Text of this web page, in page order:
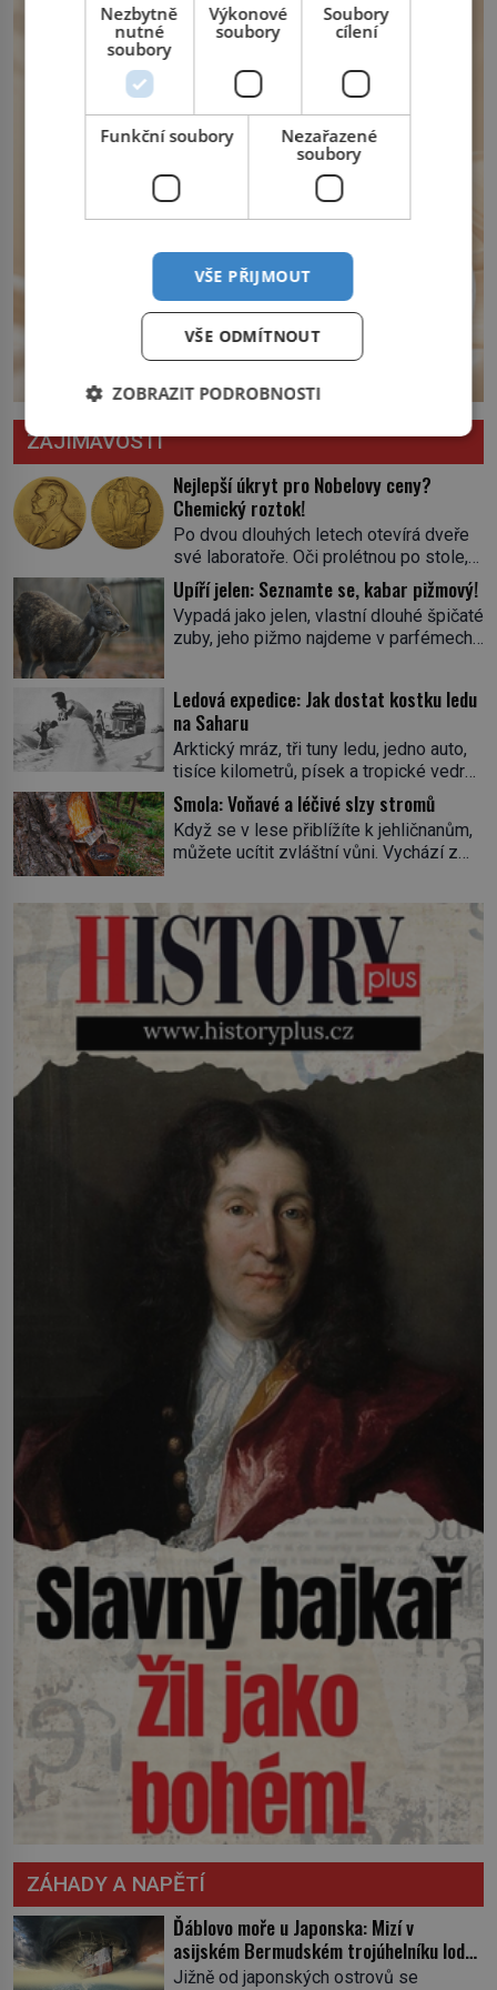
opatření, která mají posílit obranu jeho
království. Zajistit hodlá především
ZAJÍMAVOSTI
Nejlepší úkryt pro Nobelovy ceny?
Chemický roztok!
Po dvou dlouhých letech otevírá dveře
své laboratoře. Oči prolétnou po stole,
aby pak ulpěly na regálu, kde se nachází
všemožné látky. Hledá žluto-oranžovou
tekutinu, jakmile ji zahlédne, nesmírně
se mu uleví. Teď může svůj plán
skrývá směs s názvem lučavka
královská. Svůj přídomek nemá pro nic
za nic, […]
Upíří jelen: Seznamte se, kabar pižmový!
Vypadá jako jelen, vlastní dlouhé špičaté
zuby, jeho pižmo najdeme v parfémech
jediného zástupce zvířecí říše – kabara
pižmového. V Evropě ho jako první
popíše švédský botanik Carl Linné
(1707–1778), jenže v Asii o něm ví už
celá staletí. Zvíře připomíná jelena,
v kohoutku dosahuje […]
Ledová expedice: Jak dostat kostku ledu
na Saharu
Arktický mráz, tři tuny ledu, jedno auto,
tisíce kilometrů, písek a tropické vedro.
To je ve zkratce zdánlivě nesplnitelná
výzva, která se promění v úžasné
dobrodružství a důkaz, že nic není
nemožné. Vše začíná na podzim 1958
neobvyklou výzvou. Tomu, kdo dokáže
dopravit ze severního polárního kruhu
na […]
Smola: Voňavé a léčivé slzy stromů
Když se v lese přiblížíte k jehličnanům,
můžete ucítit zvláštní vůni. Vychází z
právě v ní je síla stromu. Smola také
patří k nejstarším surovinám, s nimiž
lidstvo pracovalo. Chrání strom před
infekcí, hmyzem a vysycháním. Dá se
říct, že je to přírodní […]
ZÁHADY A NAPĚTÍ
Ďáblovo moře u Japonska: Mizí v
asijském Bermudském trojúhelníku lodě
ve spárech neznámé síly?
Jižně od japonských ostrovů se
Nezbytně
nutné
soubory
Výkonové
soubory
Soubory
cílení
Funkční soubory
Nezařazené
soubory
VŠE PŘIJMOUT
VŠE ODMÍTNOUT
ZOBRAZIT PODROBNOSTI